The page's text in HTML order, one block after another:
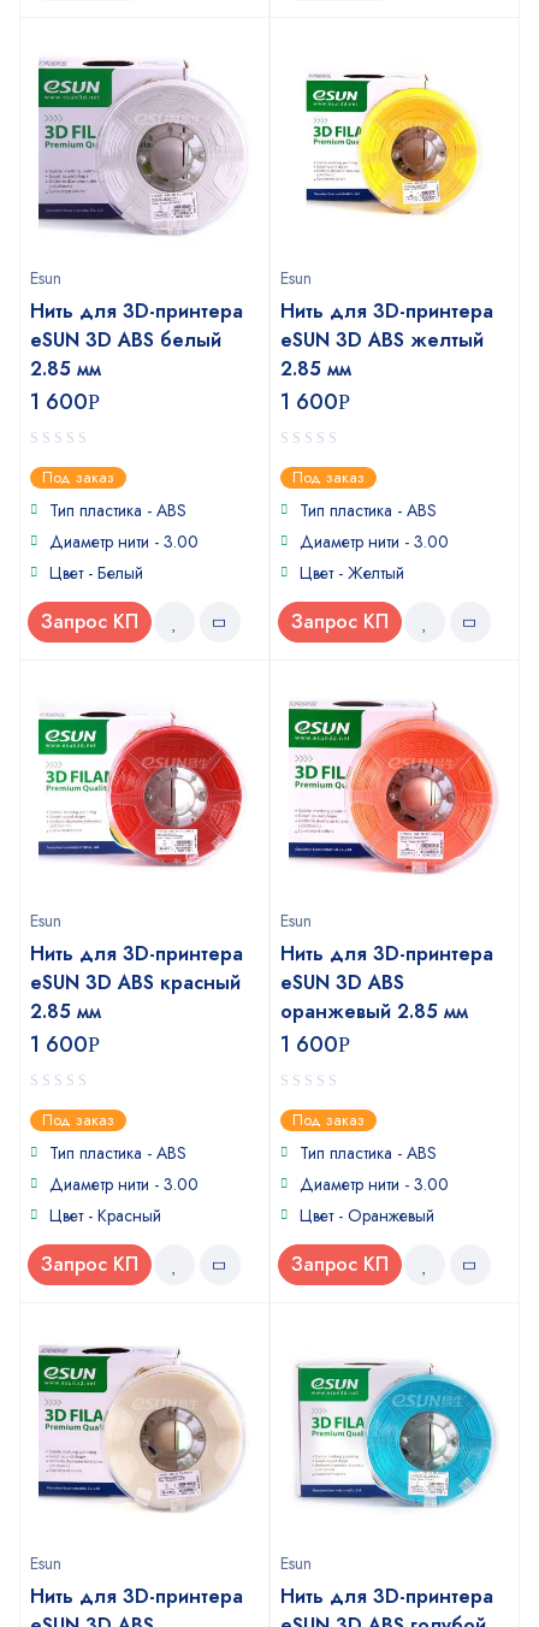
Esun
Нить для 3D-принтера
eSUN 3D ABS белый
2.85 мм
1 600Р
0
out
of
Под заказ
Тип пластика - ABS
Диаметр нити - 3.00
Цвет - Белый
Запрос КП
Esun
Нить для 3D-принтера
eSUN 3D ABS желтый
2.85 мм
1 600Р
0
out
of
Под заказ
Тип пластика - ABS
Диаметр нити - 3.00
Цвет - Желтый
Запрос КП
Esun
Нить для 3D-принтера
eSUN 3D ABS красный
2.85 мм
1 600Р
0
out
of
Под заказ
Тип пластика - ABS
Диаметр нити - 3.00
Цвет - Красный
Запрос КП
Esun
Нить для 3D-принтера
eSUN 3D ABS
оранжевый 2.85 мм
1 600Р
0
out
of
Под заказ
Тип пластика - ABS
Диаметр нити - 3.00
Цвет - Оранжевый
Запрос КП
Esun
Нить для 3D-принтера
Esun
Нить для 3D-принтера